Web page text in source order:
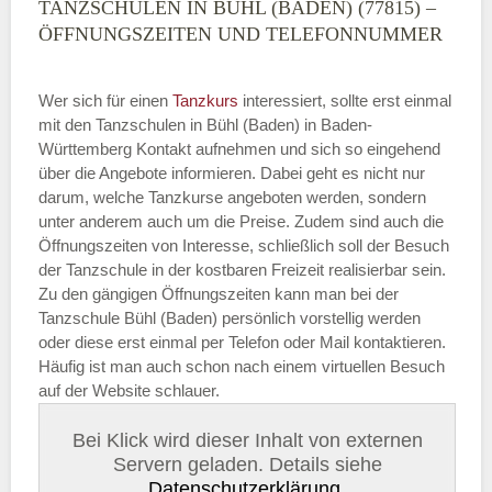
TANZSCHULEN IN BÜHL (BADEN) (77815) –
ÖFFNUNGSZEITEN UND TELEFONNUMMER
Wer sich für einen Tanzkurs interessiert, sollte erst einmal
mit den Tanzschulen in Bühl (Baden) in Baden-
Württemberg Kontakt aufnehmen und sich so eingehend
über die Angebote informieren. Dabei geht es nicht nur
darum, welche Tanzkurse angeboten werden, sondern
unter anderem auch um die Preise. Zudem sind auch die
Öffnungszeiten von Interesse, schließlich soll der Besuch
der Tanzschule in der kostbaren Freizeit realisierbar sein.
Zu den gängigen Öffnungszeiten kann man bei der
Tanzschule Bühl (Baden) persönlich vorstellig werden
oder diese erst einmal per Telefon oder Mail kontaktieren.
Häufig ist man auch schon nach einem virtuellen Besuch
auf der Website schlauer.
Bei Klick wird dieser Inhalt von externen
Servern geladen. Details siehe